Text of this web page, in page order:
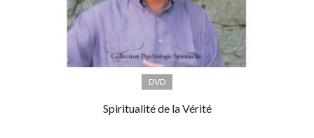
DVD
Spiritualité de la Vérité